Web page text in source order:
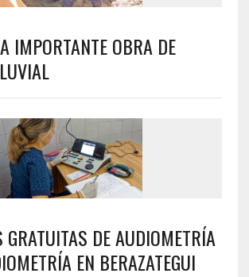
IMPORTANTE OBRA DE
GRATUITAS DE AUDIOMETRÍA
EN BERAZATEGUI